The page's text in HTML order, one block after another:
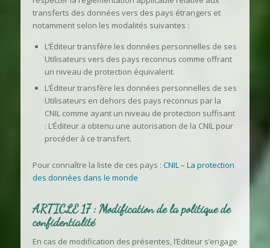
transferts des données vers des pays étrangers et
notamment selon les modalités suivantes :
L’Éditeur transfère les données personnelles de ses
Utilisateurs vers des pays reconnus comme offrant
un niveau de protection équivalent.
L’Éditeur transfère les données personnelles de ses
Utilisateurs en dehors des pays reconnus par la
CNIL comme ayant un niveau de protection suffisant
: L’Éditeur a obtenu une autorisation de la CNIL pour
procéder à ce transfert.
Pour connaître la liste de ces pays : CNIL – La protection
des données dans le monde
ARTICLE 17 : Modification de la politique de
confidentialité
En cas de modification des présentes, l’Editeur s’engage